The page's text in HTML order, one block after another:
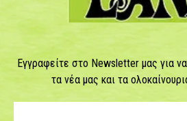
Εγγραφείτε στο Newsletter μας για
τα νέα μας και τα